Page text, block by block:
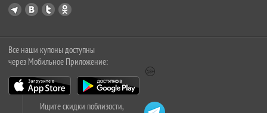
Все наши купоны доступны
через Мобильное Приложение:
Ищите скидки поблизости,